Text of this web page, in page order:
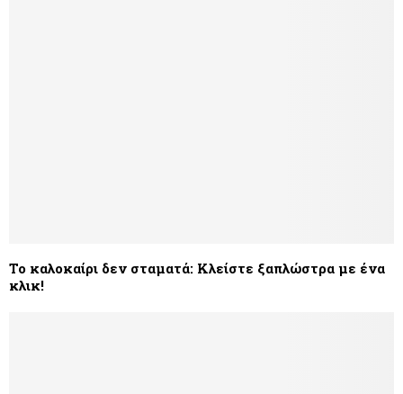
Το καλοκαίρι δεν σταματά: Κλείστε ξαπλώστρα με ένα
κλικ!